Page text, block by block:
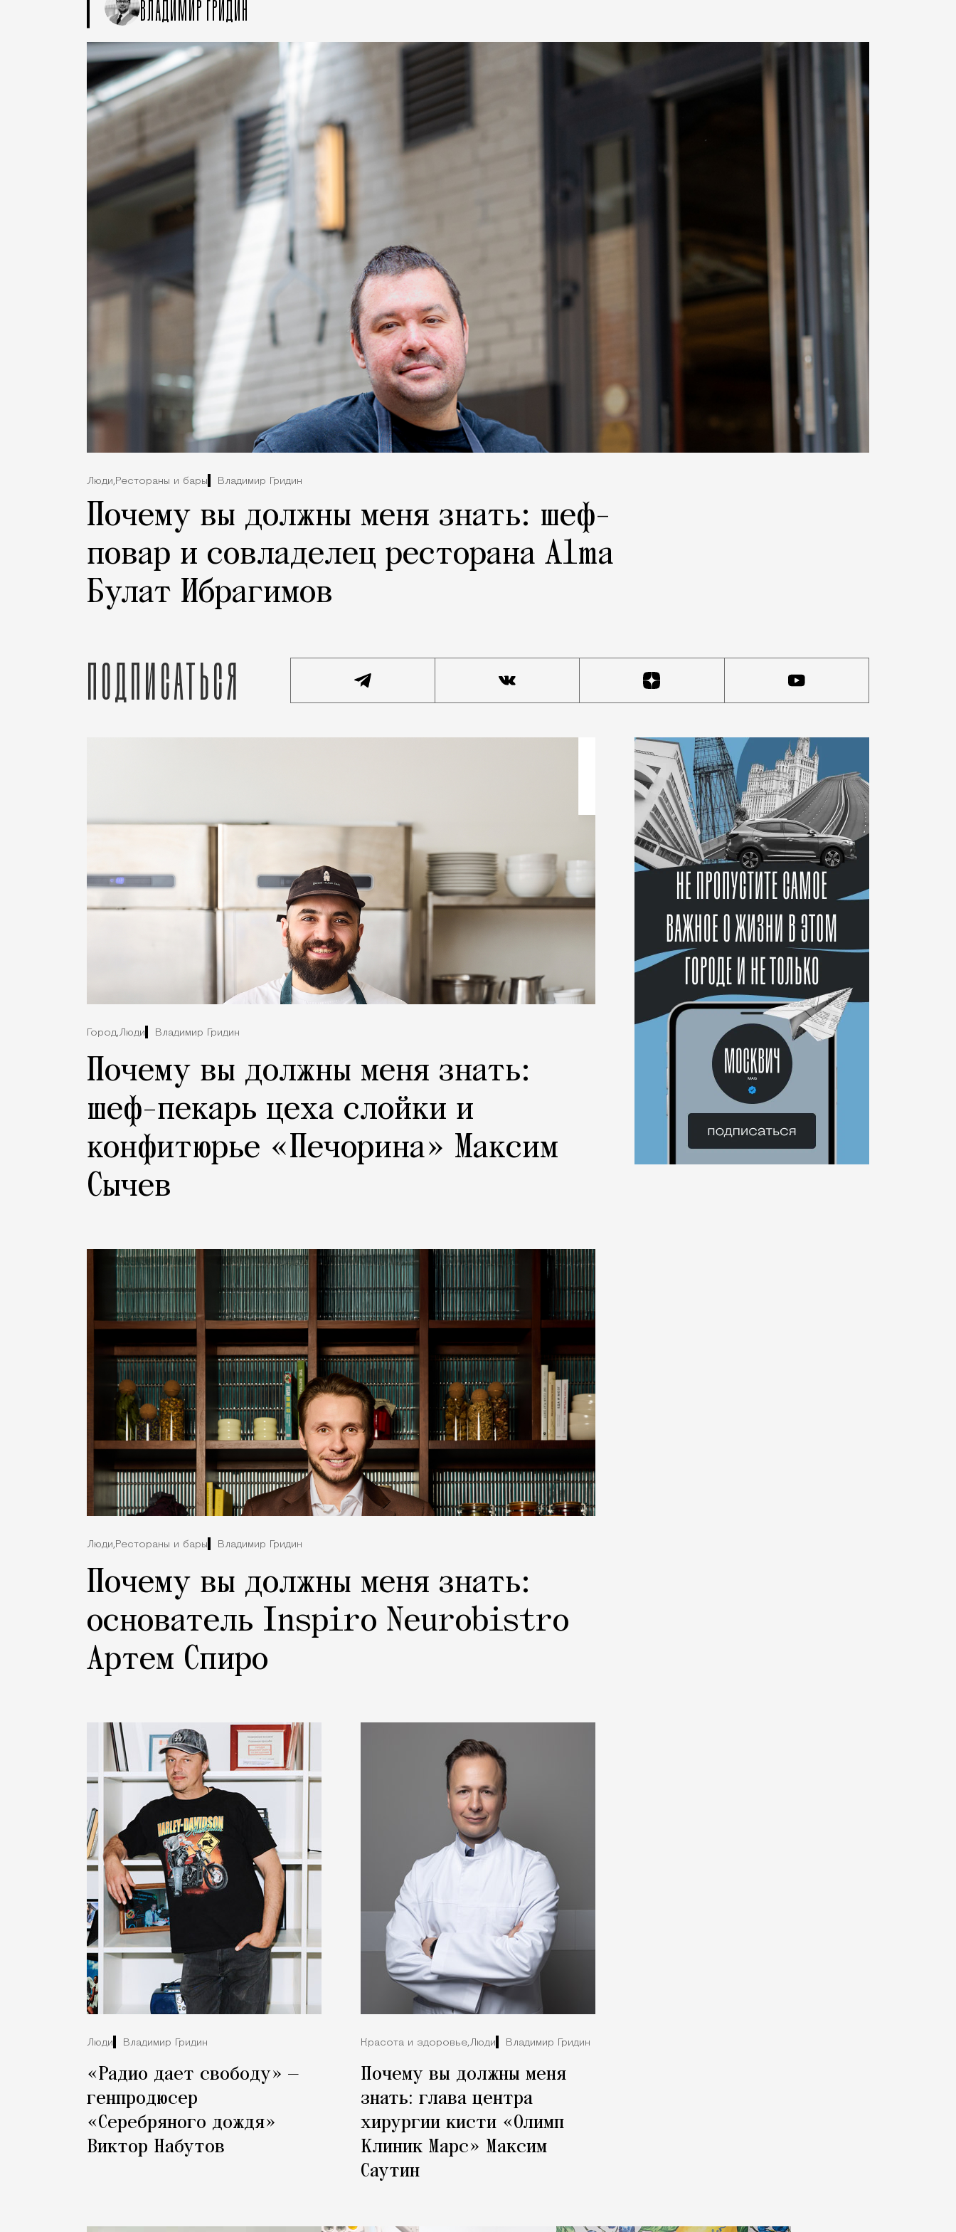
ВЛАДИМИР ГРИДИН
Люди, Рестораны и бары Владимир Гридин
Почему вы должны меня знать: шеф-
повар и совладелец ресторана Alma
Булат Ибрагимов
Подписаться
Город,Люди Владимир Гридин
Почему вы должны меня знать:
шеф-пекарь цеха слойки и
конфитюрье «Печорина» Максим
Сычев
Люди, Рестораны и бары Владимир Гридин
Почему вы должны меня знать:
основатель Inspiro Neurobistro
Артем Спиро
Люди Владимир Гридин
«Радио дает свободу» —
генпродюсер
«Серебряного дождя»
Виктор Набутов
Красота и здоровье,Люди Владимир Гридин
Почему вы должны меня
знать: глава центра
хирургии кисти «Олимп
Клиник Марс» Максим
Саутин